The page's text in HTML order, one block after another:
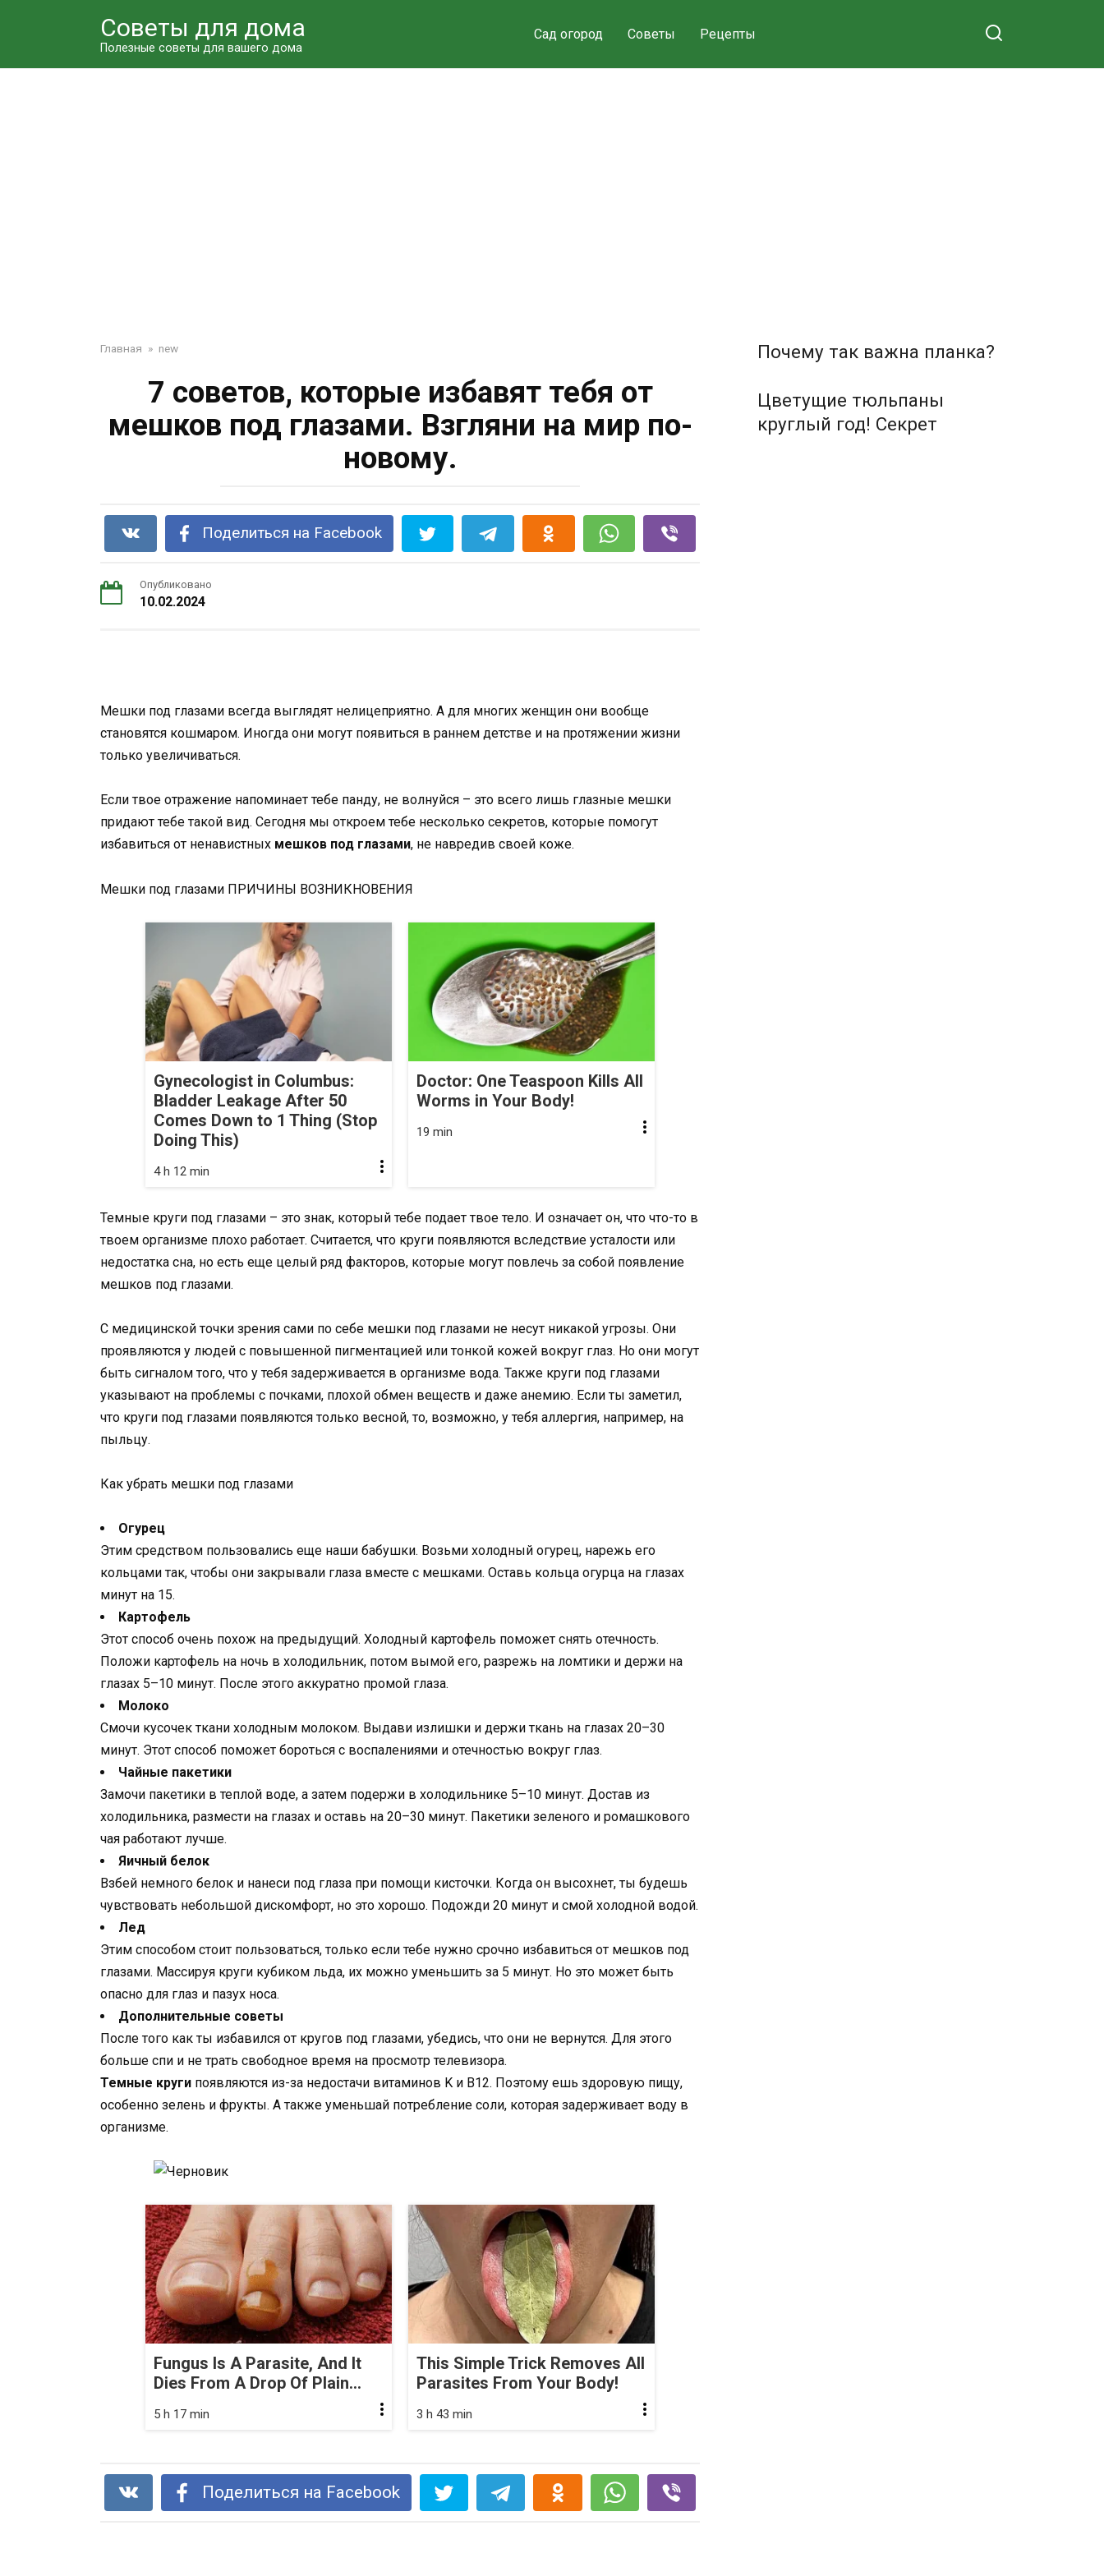
Советы для дома
Полезные советы для вашего дома
Сад огород Советы Рецепты
Главная » new
7 советов, которые избавят тебя от
мешков под глазами. Взгляни на мир по-
новому.
Поделиться на Facebook
Опубликовано
10.02.2024
Мешки под глазами всегда выглядят нелицеприятно. А для многих женщин они вообще
становятся кошмаром. Иногда они могут появиться в раннем детстве и на протяжении жизни
только увеличиваться.
Если твое отражение напоминает тебе панду, не волнуйся – это всего лишь глазные мешки
придают тебе такой вид. Сегодня мы откроем тебе несколько секретов, которые помогут
избавиться от ненавистных мешков под глазами, не навредив своей коже.
Мешки под глазами ПРИЧИНЫ ВОЗНИКНОВЕНИЯ
Gynecologist in Columbus:
Bladder Leakage After 50
Comes Down to 1 Thing (Stop
Doing This)
4 h 12 min
Doctor: One Teaspoon Kills All
Worms in Your Body!
19 min
Темные круги под глазами – это знак, который тебе подает твое тело. И означает он, что что-то в
твоем организме плохо работает. Считается, что круги появляются вследствие усталости или
недостатка сна, но есть еще целый ряд факторов, которые могут повлечь за собой появление
мешков под глазами.
С медицинской точки зрения сами по себе мешки под глазами не несут никакой угрозы. Они
проявляются у людей с повышенной пигментацией или тонкой кожей вокруг глаз. Но они могут
быть сигналом того, что у тебя задерживается в организме вода. Также круги под глазами
указывают на проблемы с почками, плохой обмен веществ и даже анемию. Если ты заметил,
что круги под глазами появляются только весной, то, возможно, у тебя аллергия, например, на
пыльцу.
Как убрать мешки под глазами
Огурец
Этим средством пользовались еще наши бабушки. Возьми холодный огурец, нарежь его
кольцами так, чтобы они закрывали глаза вместе с мешками. Оставь кольца огурца на глазах
минут на 15.
Картофель
Этот способ очень похож на предыдущий. Холодный картофель поможет снять отечность.
Положи картофель на ночь в холодильник, потом вымой его, разрежь на ломтики и держи на
глазах 5–10 минут. После этого аккуратно промой глаза.
Молоко
Смочи кусочек ткани холодным молоком. Выдави излишки и держи ткань на глазах 20–30
минут. Этот способ поможет бороться с воспалениями и отечностью вокруг глаз.
Чайные пакетики
Замочи пакетики в теплой воде, а затем подержи в холодильнике 5–10 минут. Достав из
холодильника, размести на глазах и оставь на 20–30 минут. Пакетики зеленого и ромашкового
чая работают лучше.
Яичный белок
Взбей немного белок и нанеси под глаза при помощи кисточки. Когда он высохнет, ты будешь
чувствовать небольшой дискомфорт, но это хорошо. Подожди 20 минут и смой холодной водой.
Лед
Этим способом стоит пользоваться, только если тебе нужно срочно избавиться от мешков под
глазами. Массируя круги кубиком льда, их можно уменьшить за 5 минут. Но это может быть
опасно для глаз и пазух носа.
Дополнительные советы
После того как ты избавился от кругов под глазами, убедись, что они не вернутся. Для этого
больше спи и не трать свободное время на просмотр телевизора.
Темные круги появляются из-за недостачи витаминов K и B12. Поэтому ешь здоровую пищу,
особенно зелень и фрукты. А также уменьшай потребление соли, которая задерживает воду в
организме.
Fungus Is A Parasite, And It
Dies From A Drop Of Plain...
5 h 17 min
This Simple Trick Removes All
Parasites From Your Body!
3 h 43 min
Поделиться на Facebook
Почему так важна планка?
Цветущие тюльпаны
круглый год! Секрет